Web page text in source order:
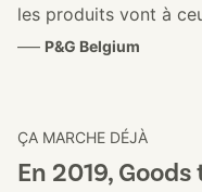
les produits vont à
––– P&G Belgium
ÇA MARCHE DÉJÀ
En 2019,